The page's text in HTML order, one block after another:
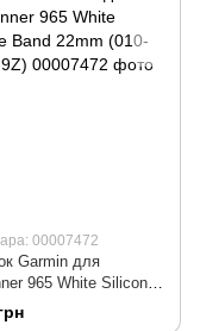
00007472
Garmin для
965 White Silicone
(010-11251-9Z)